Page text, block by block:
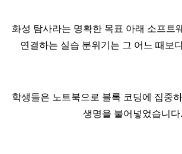
화성 탐사라는 명확한 목표 아래 소프트
연결하는 실습 분위기는 그 어느 때보
학생들은 노트북으로 블록 코딩에 집중
생명을 불어넣었습니다.